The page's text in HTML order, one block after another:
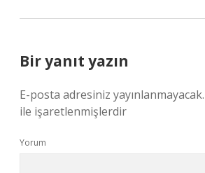
Bir yanıt yazın
E-posta adresiniz yayınlanmayacak.
ile işaretlenmişlerdir
Yorum